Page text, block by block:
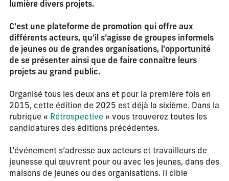
lumière divers projets.
C’est une plateforme de promotion qui offre aux
différents acteurs, qu’il s’agisse de groupes informels
de jeunes ou de grandes organisations, l’opportunité
de se présenter ainsi que de faire connaître leurs
projets au grand public.
Organisé tous les deux ans et pour la première fois en
2015, cette édition de 2025 est déjà la sixième. Dans la
rubrique « Rétrospective » vous trouverez toutes les
candidatures des éditions précédentes.
L’événement s’adresse aux acteurs et travailleurs de
jeunesse qui œuvrent pour ou avec les jeunes, dans des
maisons de jeunes ou des organisations. Il cible